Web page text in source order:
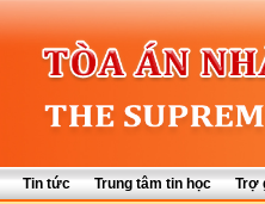
Tin tức Trung tâm tin học Trợ